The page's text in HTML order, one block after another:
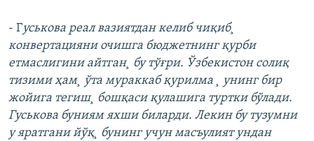
- Гуськова реал вазиятдан келиб чиқиб¸
конвертацияни очишга бюджетнинг қурби
етмаслигини айтган¸ бу тўғри. Ўзбекистон солиқ
тизими ҳам¸ ўта мураккаб қурилма ¸ унинг бир
жойига тегиш¸ бошқаси қулашига туртки бўлади.
Гуськова буниям яхши биларди. Лекин бу тузумни
у яратгани йўқ¸ бунинг учун масъулият ундан